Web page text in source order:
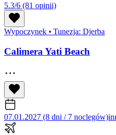
5.3/6 (81 opinii)
Wypoczynek • Tunezja: Djerba
Calimera Yati Beach
07.01.2027 (8 dni / 7 noclegów)